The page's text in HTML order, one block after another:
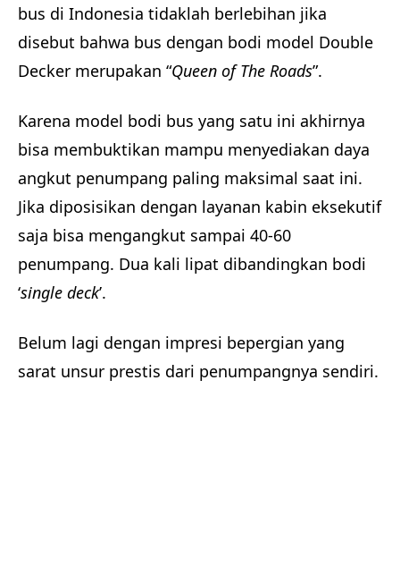
bus di Indonesia tidaklah berlebihan jika
disebut bahwa bus dengan bodi model Double
Decker merupakan “Queen of The Roads”.
Karena model bodi bus yang satu ini akhirnya
bisa membuktikan mampu menyediakan daya
angkut penumpang paling maksimal saat ini.
Jika diposisikan dengan layanan kabin eksekutif
saja bisa mengangkut sampai 40-60
penumpang. Dua kali lipat dibandingkan bodi
‘single deck’.
Belum lagi dengan impresi bepergian yang
sarat unsur prestis dari penumpangnya sendiri.